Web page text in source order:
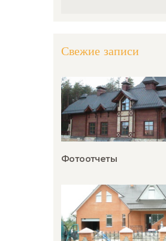
Свежие записи
Фотоотчеты